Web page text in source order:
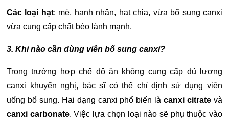
Các loại hạt: mè, hạnh nhân, hạt chia, vừa bổ sung canxi
vừa cung cấp chất béo lành mạnh.
3. Khi nào cần dùng viên bổ sung canxi?
Trong trường hợp chế độ ăn không cung cấp đủ lượng
canxi khuyến nghị, bác sĩ có thể chỉ định sử dụng viên
uống bổ sung. Hai dạng canxi phổ biến làcanxi citrate và
canxi carbonate. Việc lựa chọn loại nào sẽ phụ thuộc vào